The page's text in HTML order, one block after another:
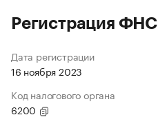
Регистрация ФНС
Дата регистрации
16 ноября 2023
Код налогового органа
6200